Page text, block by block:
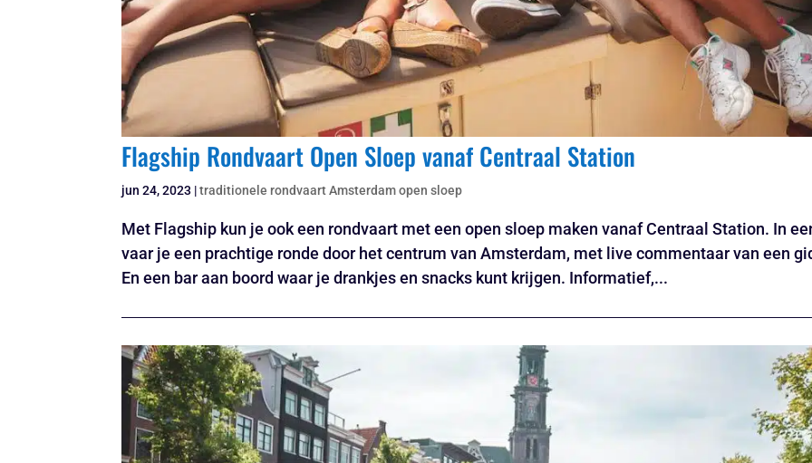
Flagship Rondvaart Open Sloep vanaf Centraal Station
jun 24, 2023 |traditionele rondvaart Amsterdam open sloep
Met Flagship kun je ook een rondvaart met een open sloep maken vanaf Centraal Station. In
vaar je een prachtige ronde door het centrum van Amsterdam, met live commentaar van een
En een bar aan boord waar je drankjes en snacks kunt krijgen. Informatief,...